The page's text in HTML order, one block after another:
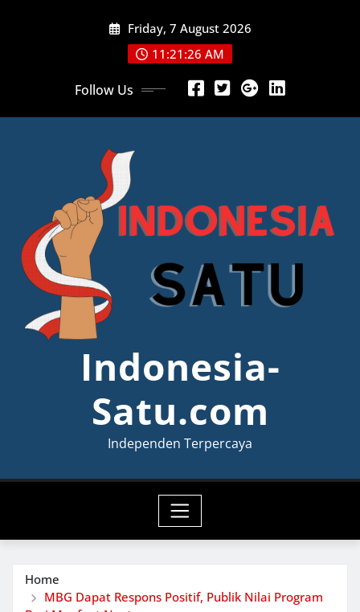
Friday, 7 August 2026
11:21:28 AM
Follow Us
Indonesia-
Satu.com
Independen Terpercaya
Home
MBG Dapat Respons Positif, Publik Nilai Program